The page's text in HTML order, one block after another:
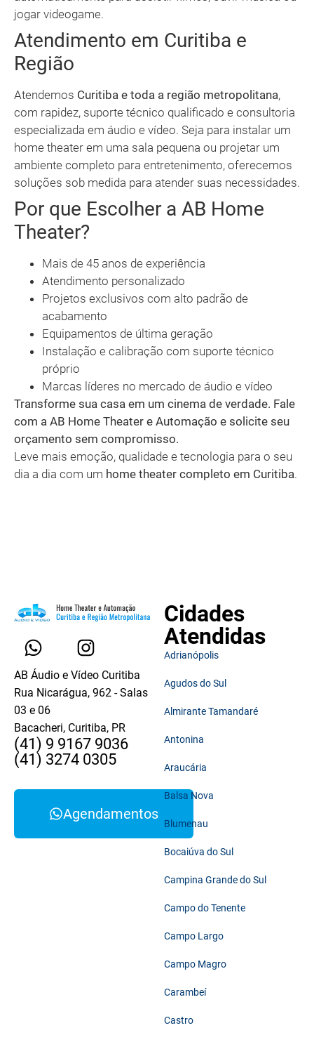
jogar videogame.
Atendimento em Curitiba e
Região
Atendemos Curitiba e toda a região metropolitana,
com rapidez, suporte técnico qualificado e consultoria
especializada em áudio e vídeo. Seja para instalar um
home theater em uma sala pequena ou projetar um
ambiente completo para entretenimento, oferecemos
soluções sob medida para atender suas necessidades.
Por que Escolher a AB Home
Theater?
Mais de 45 anos de experiência
Atendimento personalizado
Projetos exclusivos com alto padrão de
acabamento
Equipamentos de última geração
Instalação e calibração com suporte técnico
próprio
Marcas líderes no mercado de áudio e vídeo
Transforme sua casa em um cinema de verdade. Fale
com a AB Home Theater e Automação e solicite seu
orçamento sem compromisso.
Leve mais emoção, qualidade e tecnologia para o seu
dia a dia com um home theater completo em Curitiba.
AB Áudio e Vídeo Curitiba
Rua Nicarágua, 962 - Salas
03 e 06
Bacacheri, Curitiba, PR
(41) 9 9167 9036
(41) 3274 0305
Agendamentos
Cidades
Atendidas
Adrianópolis
Agudos do Sul
Almirante Tamandaré
Antonina
Araucária
Balsa Nova
Blumenau
Bocaiúva do Sul
Campina Grande do Sul
Campo do Tenente
Campo Largo
Campo Magro
Carambeí
Castro